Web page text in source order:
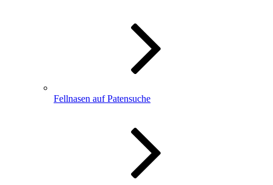
Fellnasen auf Patensuche